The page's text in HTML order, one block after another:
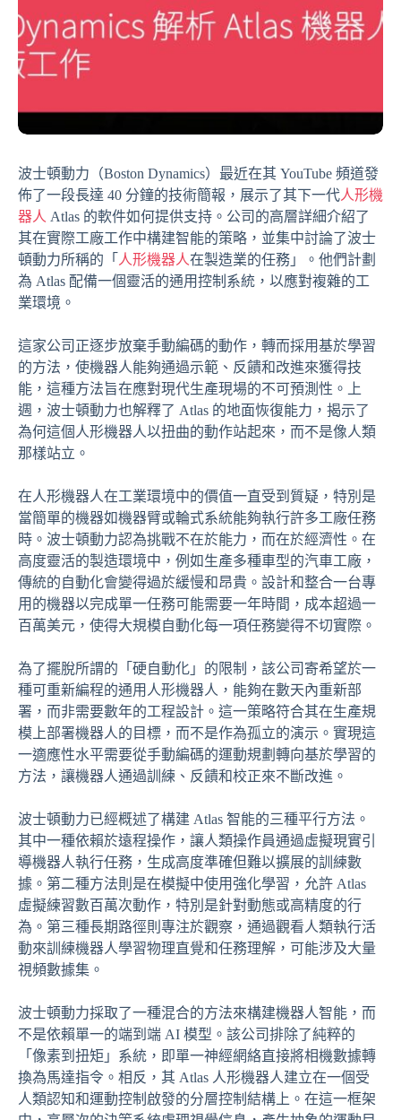
波士頓動力（Boston Dynamics）最近在其 YouTube 頻道發
佈了一段長達 40 分鐘的技術簡報，展示了其下一代人形機
器人 Atlas 的軟件如何提供支持。公司的高層詳細介紹了
其在實際工廠工作中構建智能的策略，並集中討論了波士
頓動力所稱的「 人形機器人在製造業的任務」。他們計劃
為 Atlas 配備一個靈活的通用控制系統，以應對複雜的工
業環境。
這家公司正逐步放棄手動編碼的動作，轉而採用基於學習
的方法，使機器人能夠通過示範、反饋和改進來獲得技
能，這種方法旨在應對現代生產現場的不可預測性。上
週，波士頓動力也解釋了 Atlas 的地面恢復能力，揭示了
為何這個人形機器人以扭曲的動作站起來，而不是像人類
那樣站立。
在人形機器人在工業環境中的價值一直受到質疑，特別是
當簡單的機器如機器臂或輪式系統能夠執行許多工廠任務
時。波士頓動力認為挑戰不在於能力，而在於經濟性。在
高度靈活的製造環境中，例如生產多種車型的汽車工廠，
傳統的自動化會變得過於緩慢和昂貴。設計和整合一台專
用的機器以完成單一任務可能需要一年時間，成本超過一
百萬美元，使得大規模自動化每一項任務變得不切實際。
為了擺脫所謂的「硬自動化」的限制，該公司寄希望於一
種可重新編程的通用人形機器人，能夠在數天內重新部
署，而非需要數年的工程設計。這一策略符合其在生產規
模上部署機器人的目標，而不是作為孤立的演示。實現這
一適應性水平需要從手動編碼的運動規劃轉向基於學習的
方法，讓機器人通過訓練、反饋和校正來不斷改進。
波士頓動力已經概述了構建 Atlas 智能的三種平行方法。
其中一種依賴於遠程操作，讓人類操作員通過虛擬現實引
導機器人執行任務，生成高度準確但難以擴展的訓練數
據。第二種方法則是在模擬中使用強化學習，允許 Atlas
虛擬練習數百萬次動作，特別是針對動態或高精度的行
為。第三種長期路徑則專注於觀察，通過觀看人類執行活
動來訓練機器人學習物理直覺和任務理解，可能涉及大量
視頻數據集。
波士頓動力採取了一種混合的方法來構建機器人智能，而
不是依賴單一的端到端 AI 模型。該公司排除了純粹的
「像素到扭矩」系統，即單一神經網絡直接將相機數據轉
換為馬達指令。相反，其 Atlas 人形機器人建立在一個受
人類認知和運動控制啟發的分層控制結構上。在這一框架